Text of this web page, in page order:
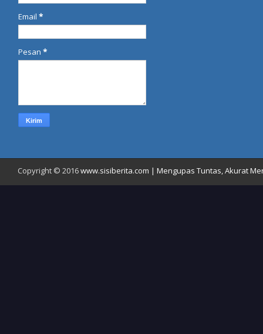
Email *
Pesan *
Copyright © 2016www.sisiberita.com | Mengupas Tuntas, Akurat